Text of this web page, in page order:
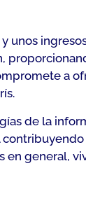
a
de la
general,